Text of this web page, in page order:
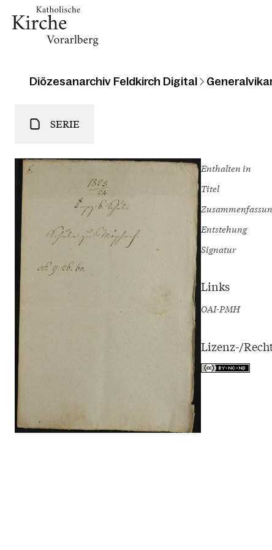
Diözesanarchiv Feldkirch Digital
SERIE
Enthalten in
Titel
Entstehung
Signatur
Links
OAI-PMH
Lizenz-/